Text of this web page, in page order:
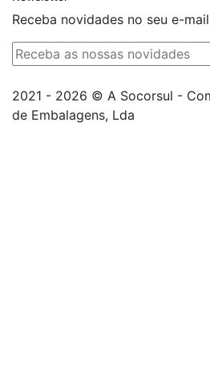
Receba novidades no seu e-mail
2021 - 2026 © A Socorsul -
de Embalagens, Lda